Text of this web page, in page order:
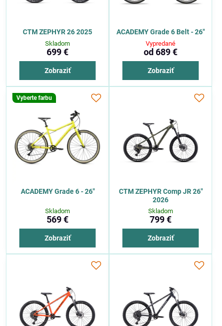
CTM ZEPHYR 26 2025
Skladom
699 €
Zobraziť
ACADEMY Grade 6 Belt - 26"
Vypredané
od 689 €
Zobraziť
Vyberte farbu
ACADEMY Grade 6 - 26"
Skladom
569 €
Zobraziť
CTM ZEPHYR Comp JR 26"
2026
Skladom
799 €
Zobraziť